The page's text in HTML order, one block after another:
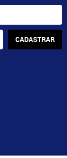
CADASTRAR